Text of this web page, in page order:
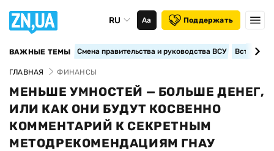
RU Аа Поддержать
ВАЖНЫЕ ТЕМЫ Смена правительства и руководства ВСУ
ГЛАВНАЯ ФИНАНСЫ
МЕНЬШЕ УМНОСТЕЙ — БОЛЬШЕ ДЕНЕГ,
ИЛИ КАК ОНИ БУДУТ КОСВЕННО
КОММЕНТАРИЙ К СЕКРЕТНЫМ
МЕТОДРЕКОМЕНДАЦИЯМ ГНАУ